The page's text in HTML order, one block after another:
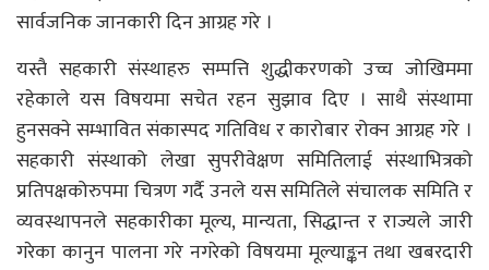
सार्वजनिक जानकारी दिन आग्रह गरे ।
यस्तै सहकारी संस्थाहरु सम्पत्ति शुद्धीकरणको उच्च जोखिममा
रहेकाले यस विषयमा सचेत रहन सुझाव दिए । साथै संस्थामा
हुनसक्ने सम्भावित संकास्पद गतिविध र कारोबार रोक्न आग्रह गरे ।
सहकारी संस्थाको लेखा सुपरीवेक्षण समितिलाई संस्थाभित्रको
प्रतिपक्षकोरुपमा चित्रण गर्दै उनले यस समितिले संचालक समिति र
व्यवस्थापनले सहकारीका मूल्य, मान्यता, सिद्धान्त र राज्यले जारी
गरेका कानुन पालना गरे नगरेको विषयमा मूल्याङ्कन तथा खबरदारी